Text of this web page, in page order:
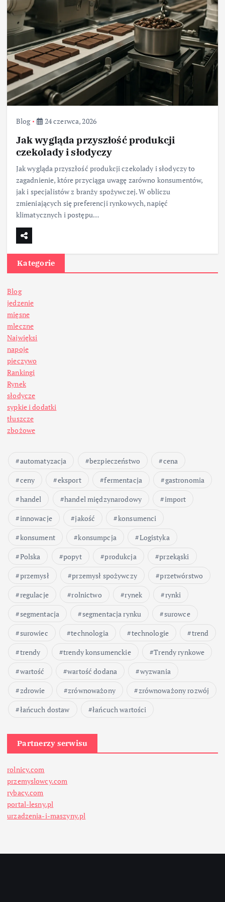
Blog 24 czerwca, 2026
Jak wygląda przyszłość produkcji
czekolady i słodyczy
Jak wygląda przyszłość produkcji czekolady i słodyczy to
zagadnienie, które przyciąga uwagę zarówno konsumentów,
jak i specjalistów z branży spożywczej. W obliczu
zmieniających się preferencji rynkowych, napięć
klimatycznych i postępu…
Kategorie
Blog
jedzenie
mięsne
mleczne
Najwięksi
napoje
pieczywo
Rankingi
Rynek
słodycze
sypkie i dodatki
tłuszcze
zbożowe
automatyzacja bezpieczeństwo
cena
ceny
eksport fermentacja
gastronomia
handel
handel międzynarodowy
import
innowacje
jakość
konsumenci
konsument
konsumpcja
Logistyka
Polska
popyt produkcja
przekąski
przemysł
przemysł spożywczy
przetwórstwo
regulacje
rolnictwo rynek
rynki
segmentacja
segmentacja rynku
surowce
surowiec
technologia technologie
trend
trendy
trendy konsumenckie
Trendy rynkowe
wartość
wartość dodana
wyzwania
zdrowie
zrównoważony
zrównoważony rozwój
łańcuch dostaw
łańcuch wartości
Partnerzy serwisu
rolnicy.com
przemyslowcy.com
rybacy.com
portal-lesny.pl
urzadzenia-i-maszyny.pl